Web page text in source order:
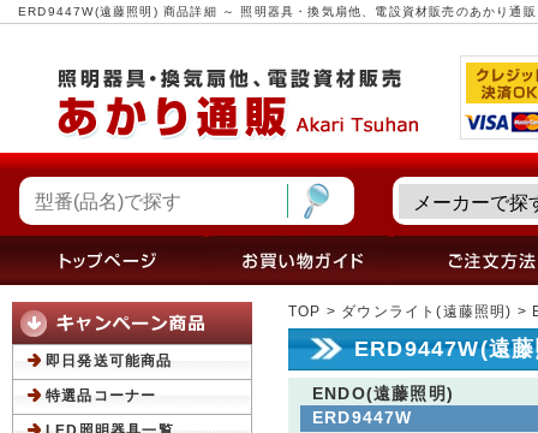
ERD9447W(遠藤照明) 商品詳細 ～ 照明器具・換気扇他、電設資材販売のあかり通販
TOP > ダウンライト(遠藤照明) >
ERD9447W(遠
ENDO(遠藤照明)
ERD9447W
即日発送可能商品
特選品コーナー